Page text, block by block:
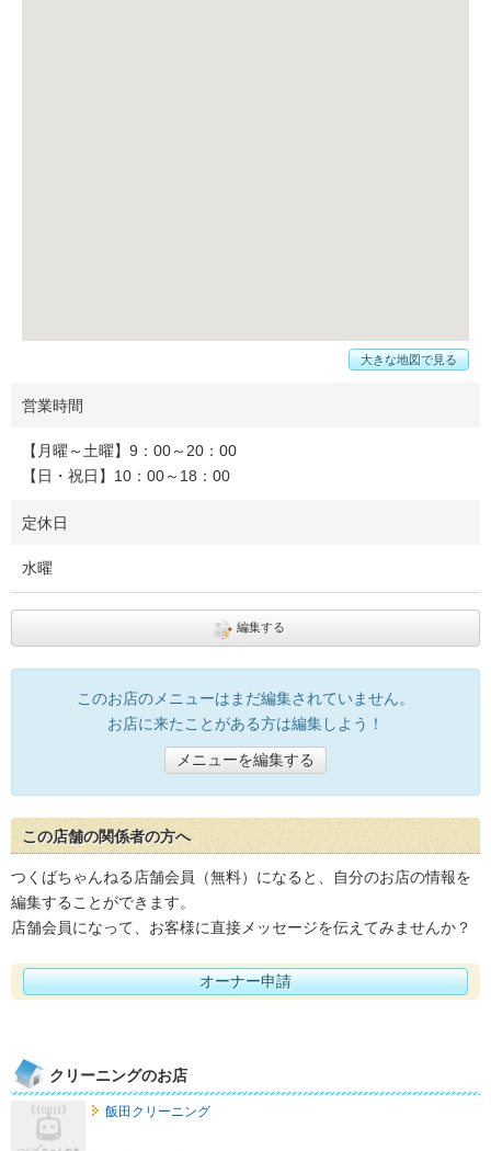
大きな地図で見る
営業時間
【月曜～土曜】9：00～20：00
【日・祝日】10：00～18：00
定休日
水曜
編集する
このお店のメニューはまだ編集されていません。
お店に来たことがある方は編集しよう！
メニューを編集する
この店舗の関係者の方へ
つくばちゃんねる店舗会員（無料）になると、自分のお店の情報を
編集することができます。
店舗会員になって、お客様に直接メッセージを伝えてみませんか？
オーナー申請
クリーニングのお店
飯田クリーニング